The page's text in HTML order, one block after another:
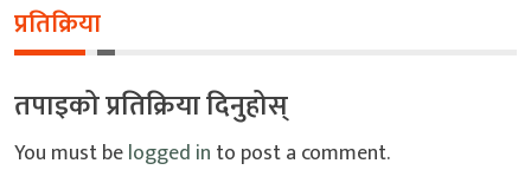
प्रतिक्रिया
तपाइको प्रतिक्रिया दिनुहोस्
You must belogged in to post a comment.